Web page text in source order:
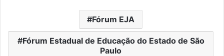
Fórum EJA
Fórum Estadual de Educação do Estado de São
Paulo